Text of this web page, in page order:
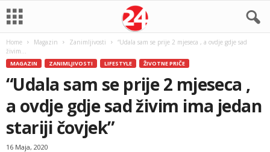
Home Magazin Zanimljivosti
“Udala sam se prije 2 mjeseca , a ovdje gdje sad
živim...
MAGAZIN ZANIMLJIVOSTI LIFESTYLE ŽIVOTNE PRIČE
“Udala sam se prije 2 mjeseca ,
a ovdje gdje sad živim ima jedan
stariji čovjek”
16 Maja, 2020